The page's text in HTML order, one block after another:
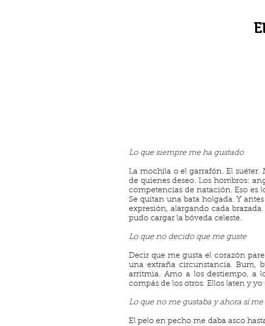
Lo que siempre me ha gustado
La mochila o el garrafón. El suéter.
de quienes deseo. Los hombros:
competencias de natación. Eso es
Se quitan una bata holgada. Y
expresión, alargando cada
pudo cargar la bóveda celeste.
Lo que no decido que me guste
Decir que me gusta el corazón
una extraña circunstancia.
arritmia. Amo a los destiempo, a
compás de los otros. Ellos laten y
Lo que no me gustaba y ahora sí me
El pelo en pecho me daba asco